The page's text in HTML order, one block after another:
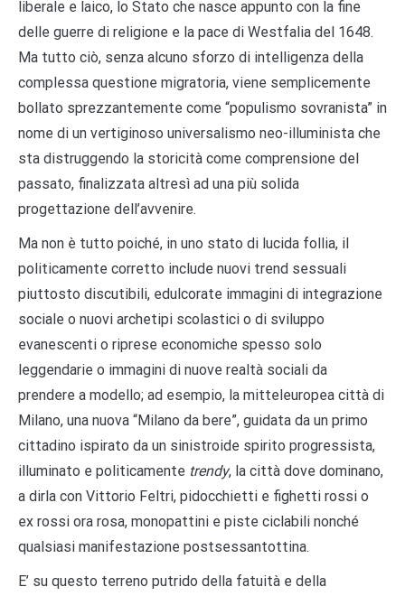
liberale e laico, lo Stato che nasce appunto con la fine
delle guerre di religione e la pace di Westfalia del 1648.
Ma tutto ciò, senza alcuno sforzo di intelligenza della
complessa questione migratoria, viene semplicemente
bollato sprezzantemente come “populismo sovranista” in
nome di un vertiginoso universalismo neo-illuminista che
sta distruggendo la storicità come comprensione del
passato, finalizzata altresì ad una più solida
progettazione dell’avvenire.
Ma non è tutto poiché, in uno stato di lucida follia, il
politicamente corretto include nuovi trend sessuali
piuttosto discutibili, edulcorate immagini di integrazione
sociale o nuovi archetipi scolastici o di sviluppo
evanescenti o riprese economiche spesso solo
leggendarie o immagini di nuove realtà sociali da
prendere a modello; ad esempio, la mitteleuropea città di
Milano, una nuova “Milano da bere”, guidata da un primo
cittadino ispirato da un sinistroide spirito progressista,
illuminato e politicamente trendy, la città dove dominano,
a dirla con Vittorio Feltri, pidocchietti e fighetti rossi o
ex rossi ora rosa, monopattini e piste ciclabili nonché
qualsiasi manifestazione postsessantottina.
E’ su questo terreno putrido della fatuità e della